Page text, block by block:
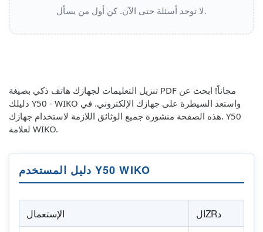
لا توجد أسئلة حتى الآن. كن أول من يسأل.
تنزيل التعليمات لجهازك هاتف ذكي بصيغة PDF مجاناً! ابحث عن
دليلك Y50 - WIKO واستعد السيطرة على جهازك الإلكتروني. في
هذه الصفحة منشورة جميع الوثائق اللازمة لاستخدام جهازك. Y50
لعلامة WIKO.
دليل المستخدم Y50 WIKO
الإستعمال الZRد